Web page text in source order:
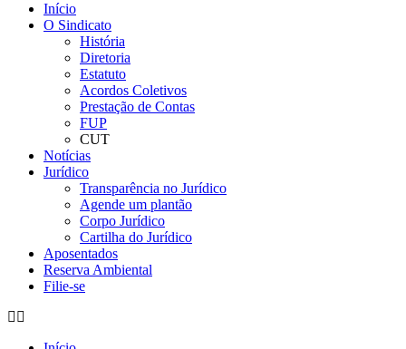
Início
O Sindicato
História
Diretoria
Estatuto
Acordos Coletivos
Prestação de Contas
FUP
CUT
Notícias
Jurídico
Transparência no Jurídico
Agende um plantão
Corpo Jurídico
Cartilha do Jurídico
Aposentados
Reserva Ambiental
Filie-se